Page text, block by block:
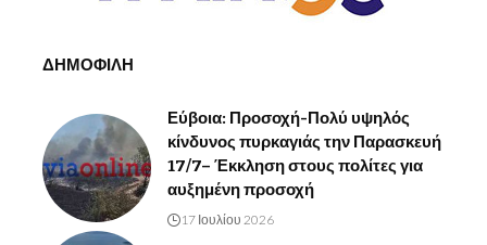
ΔΗΜΟΦΙΛΗ
Εύβοια: Προσοχή-Πολύ υψηλός
κίνδυνος πυρκαγιάς την Παρασκευή
17/7– Έκκληση στους πολίτες για
αυξημένη προσοχή
17 Ιουλίου 2026